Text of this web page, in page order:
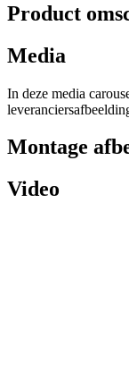
Product
Media
In deze media
Montage
Video